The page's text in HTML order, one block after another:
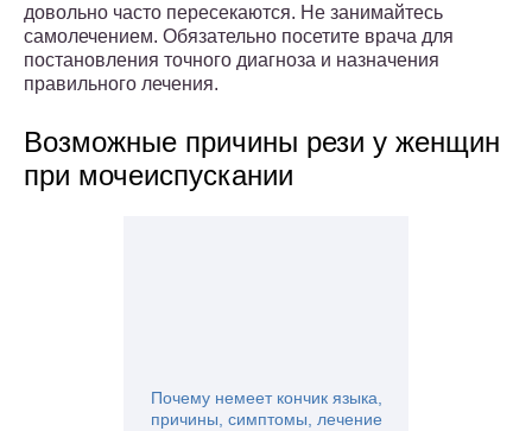
довольно часто пересекаются. Не занимайтесь
самолечением. Обязательно посетите врача для
постановления точного диагноза и назначения
правильного лечения.
Возможные причины рези у женщин
при мочеиспускании
Почему немеет кончик языка,
причины, симптомы, лечение